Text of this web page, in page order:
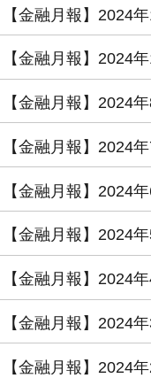
【金融月報】2024
【金融月報】2024
【金融月報】2024
【金融月報】2024
【金融月報】2024
【金融月報】2024
【金融月報】2024
【金融月報】2024
【金融月報】2024